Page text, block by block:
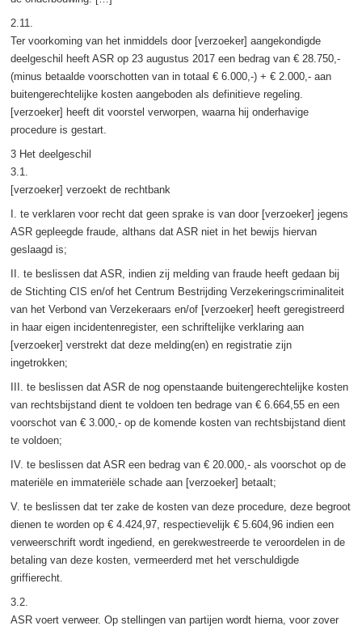
2.11.
Ter voorkoming van het inmiddels door [verzoeker] aangekondigde
deelgeschil heeft ASR op 23 augustus 2017 een bedrag van € 28.750,-
(minus betaalde voorschotten van in totaal € 6.000,-) + € 2.000,- aan
buitengerechtelijke kosten aangeboden als definitieve regeling.
[verzoeker] heeft dit voorstel verworpen, waarna hij onderhavige
procedure is gestart.
3 Het deelgeschil
3.1.
[verzoeker] verzoekt de rechtbank
I. te verklaren voor recht dat geen sprake is van door [verzoeker] jegens
ASR gepleegde fraude, althans dat ASR niet in het bewijs hiervan
geslaagd is;
II. te beslissen dat ASR, indien zij melding van fraude heeft gedaan bij
de Stichting CIS en/of het Centrum Bestrijding Verzekeringscriminaliteit
van het Verbond van Verzekeraars en/of [verzoeker] heeft geregistreerd
in haar eigen incidentenregister, een schriftelijke verklaring aan
[verzoeker] verstrekt dat deze melding(en) en registratie zijn
ingetrokken;
III. te beslissen dat ASR de nog openstaande buitengerechtelijke kosten
van rechtsbijstand dient te voldoen ten bedrage van € 6.664,55 en een
voorschot van € 3.000,- op de komende kosten van rechtsbijstand dient
te voldoen;
IV. te beslissen dat ASR een bedrag van € 20.000,- als voorschot op de
materiële en immateriële schade aan [verzoeker] betaalt;
V. te beslissen dat ter zake de kosten van deze procedure, deze begroot
dienen te worden op € 4.424,97, respectievelijk € 5.604,96 indien een
verweerschrift wordt ingediend, en gerekwestreerde te veroordelen in de
betaling van deze kosten, vermeerderd met het verschuldigde
griffierecht.
3.2.
ASR voert verweer. Op stellingen van partijen wordt hierna, voor zover